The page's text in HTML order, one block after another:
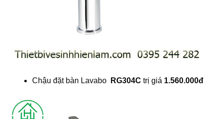
Chậu đặt bàn Lavabo RG304C trị giá 1.560.000đ